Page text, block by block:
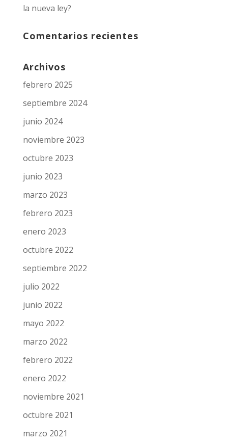
la nueva ley?
Comentarios recientes
Archivos
febrero 2025
septiembre 2024
junio 2024
noviembre 2023
octubre 2023
junio 2023
marzo 2023
febrero 2023
enero 2023
octubre 2022
septiembre 2022
julio 2022
junio 2022
mayo 2022
marzo 2022
febrero 2022
enero 2022
noviembre 2021
octubre 2021
marzo 2021